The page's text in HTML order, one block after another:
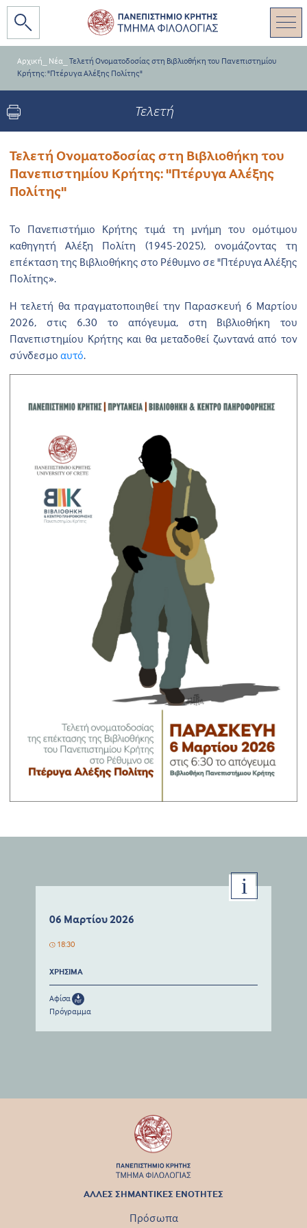
Αρχική Νέα Τελετή Ονοματοδοσίας στη Βιβλιοθήκη του Πανεπιστημίου
Κρήτης: "Πτέρυγα Αλέξης Πολίτης"
Τελετή
Τελετή Ονοματοδοσίας στη Βιβλιοθήκη του
Πανεπιστημίου Κρήτης: "Πτέρυγα Αλέξης
Πολίτης"
Το Πανεπιστήμιο Κρήτης τιμά τη μνήμη του ομότιμου
καθηγητή Αλέξη Πολίτη (1945-2025), ονομάζοντας τη
επέκταση της Βιβλιοθήκης στο Ρέθυμνο σε "Πτέρυγα Αλέξης
Πολίτης».
Η τελετή θα πραγματοποιηθεί την Παρασκευή 6 Μαρτίου
2026, στις 6.30 το απόγευμα, στη Βιβλιοθήκη του
Πανεπιστημίου Κρήτης και θα μεταδοθεί ζωντανά από τον
σύνδεσμο αυτό.
06 Μαρτίου 2026
18:30
ΧΡΗΣΙΜΑ
Αφίσα
Πρόγραμμα
ΑΛΛΕΣ ΣΗΜΑΝΤΙΚΕΣ ΕΝΟΤΗΤΕΣ
Πρόσωπα